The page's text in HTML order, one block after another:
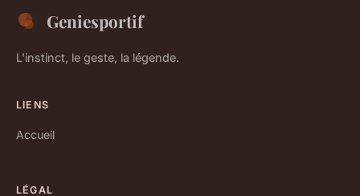
Geniesportif
L'instinct, le geste, la légende.
LIENS
Accueil
LÉGAL